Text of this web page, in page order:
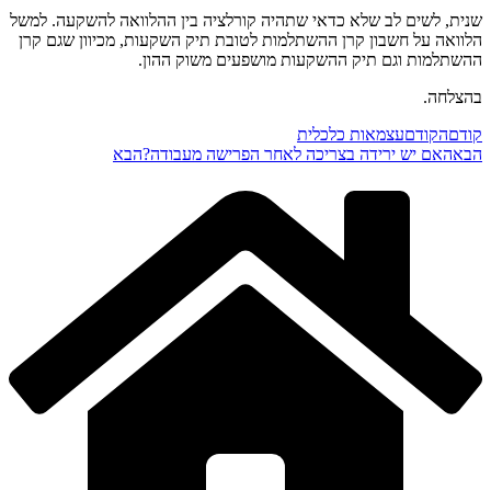
שנית, לשים לב שלא כדאי שתהיה קורלציה בין ההלוואה להשקעה. למשל
הלוואה על חשבון קרן ההשתלמות לטובת תיק השקעות, מכיוון שגם קרן
ההשתלמות וגם תיק ההשקעות מושפעים משוק ההון.
בהצלחה.
קודםהקודםעצמאות כלכלית
הבאהאם יש ירידה בצריכה לאחר הפרישה מעבודה?הבא